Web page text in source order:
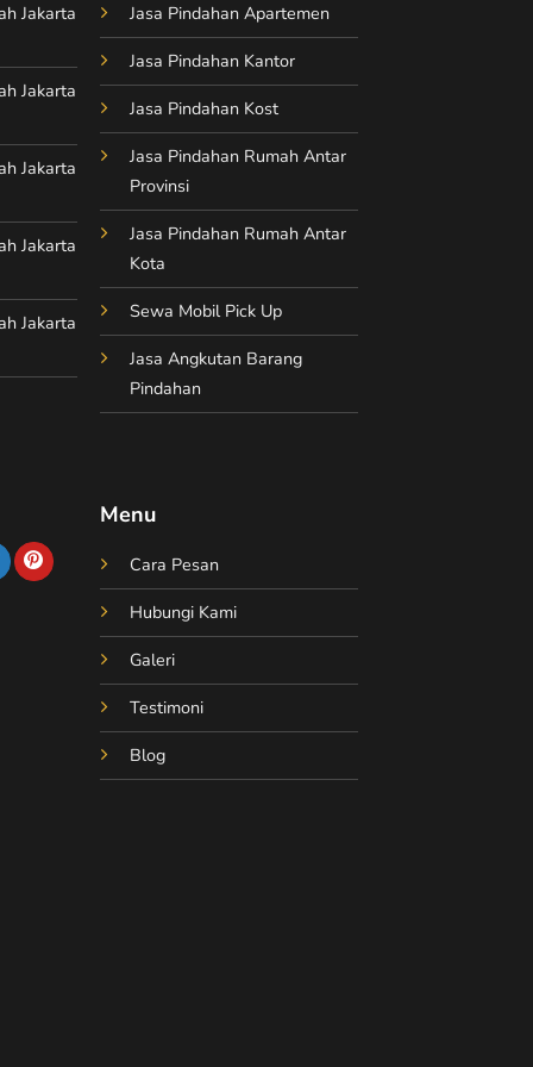
Jakarta
Jakarta
Jakarta
Jakarta
Jakarta
Jasa Pindahan Apartemen
Jasa Pindahan Kantor
Jasa Pindahan Kost
Jasa Pindahan Rumah Antar
Provinsi
Jasa Pindahan Rumah Antar
Kota
Sewa Mobil Pick Up
Jasa Angkutan Barang
Pindahan
Menu
Cara Pesan
Hubungi Kami
Galeri
Testimoni
Blog